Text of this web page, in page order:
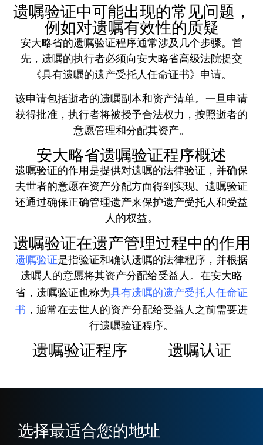
遗嘱认证
遗嘱验证程序
遗嘱验证是指验证和确认遗嘱的法律程序，并根据
遗嘱人的意愿将其资产分配给受益人。在安大略
省，遗嘱验证也称为具有遗嘱的遗产受托人任命证
书 ，通常在去世人的资产分配给受益人之前需要进
行遗嘱验证程序。
遗嘱验证在遗产管理过程中的作用
遗嘱验证的作用是提供对遗嘱的法律验证，并确保
去世者的意愿在资产分配方面得到实现。遗嘱验证
还通过确保正确管理遗产来保护遗产受托人和受益
人的权益。
安大略省遗嘱验证程序概述
安大略省的遗嘱验证程序通常涉及几个步骤。首
先，遗嘱的执行者必须向安大略省高级法院提交
《具有遗嘱的遗产受托人任命证书》申请。
该申请包括逝者的遗嘱副本和资产清单。一旦申请
获得批准，执行者将被授予合法权力，按照逝者的
意愿管理和分配其资产。
遗嘱验证中可能出现的常见问题，
例如对遗嘱有效性的质疑
选择最适合您的地址